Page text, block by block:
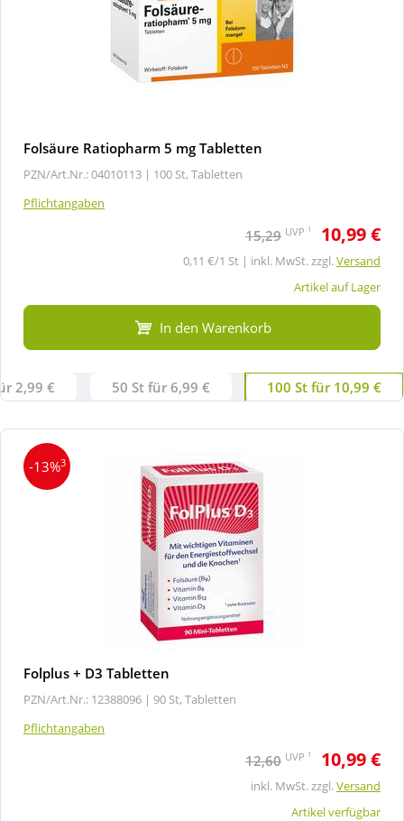
Folsäure Ratiopharm 5 mg Tabletten
PZN/Art.Nr.: 04010113 | 100 St, Tabletten
Pflichtangaben
15,29 UVP 1 10,99 €
0,11 €/1 St | inkl. MwSt. zzgl.Versand
Artikel auf Lager
In den Warenkorb
2,99 € 50 St für 6,99 € 100 St für 10,99 €
-13%3
Folplus + D3 Tabletten
PZN/Art.Nr.: 12388096 | 90 St, Tabletten
Pflichtangaben
12,60 UVP 1 10,99 €
inkl. MwSt. zzgl.Versand
Artikel verfügbar